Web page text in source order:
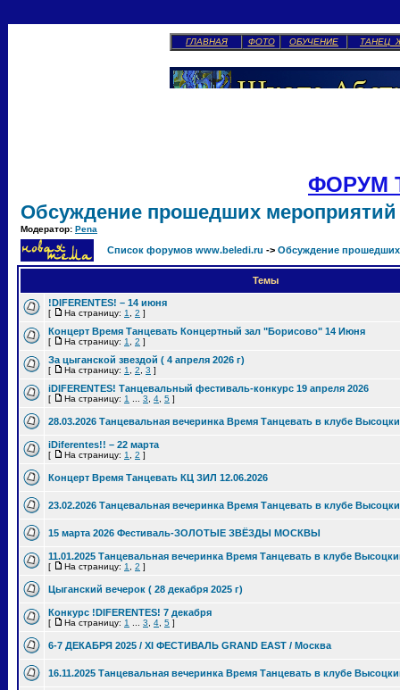
ГЛАВНАЯ ФОТО ОБУЧЕНИЕ ТАНЕЦ
ФОРУМ
Обсуждение прошедших мероприятий
Модератор: Pena
Список форумов www.beledi.ru -> Обсуждение
Темы
!DIFERENTES! – 14 июня
[ На страницу: 1 2 ]
Концерт Время Танцевать Концертный зал "Борисово" 14 Июня
[ На страницу: 1 2 ]
За цыганской звездой ( 4 апреля 2026 г)
[ На страницу: 1 2 3 ]
iDIFERENTES! Танцевальный фестиваль-конкурс 19 апреля 2026
[ На страницу: 1 3 4 5 ]
28.03.2026 Танцевальная вечеринка Время Танцевать в клубе
iDiferentes!! – 22 марта
[ На страницу: 1 2 ]
Концерт Время Танцевать КЦ ЗИЛ 12.06.2026
23.02.2026 Танцевальная вечеринка Время Танцевать в клубе
15 марта 2026 Фестиваль-ЗОЛОТЫЕ ЗВЁЗДЫ МОСКВЫ
11.01.2025 Танцевальная вечеринка Время Танцевать в клубе
[ На страницу: 1 2 ]
Цыганский вечерок ( 28 декабря 2025 г)
Конкурс !DIFERENTES! 7 декабря
[ На страницу: 1 3 4 5 ]
6-7 ДЕКАБРЯ 2025 / XI ФЕСТИВАЛЬ GRAND EAST / Москва
16.11.2025 Танцевальная вечеринка Время Танцевать в клубе